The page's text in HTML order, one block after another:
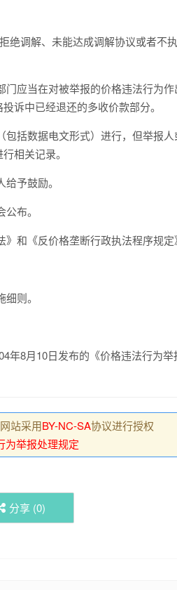
绝调解、未能达成调解协议或者不
应当在对被举报的价格违法行为
诉中已经退还的多收价款部分。
括数据电文形式）进行，但举报
相关记录。
予鼓励。
布。
和《反价格垄断行政执法程序规定
则。
年8月10日发布的《价格违法行为
站采用BY-NC-SA协议进行授权
为举报处理规定
分享 (0)